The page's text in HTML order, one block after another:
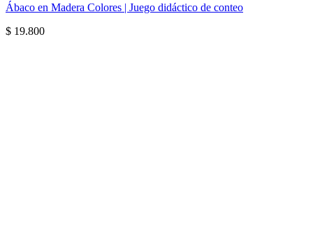
Ábaco en Madera Colores | Juego didáctico de conteo
$ 19.800